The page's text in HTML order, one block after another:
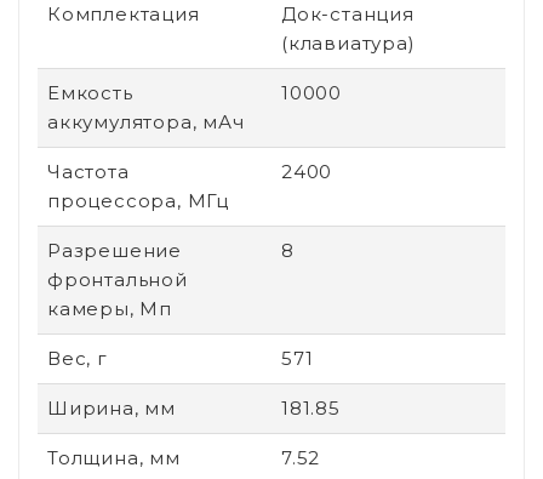
Комплектация
Док-станция
(клавиатура)
Емкость
аккумулятора, мАч
10000
Частота
процессора, МГц
2400
Разрешение
фронтальной
камеры, Мп
8
Вес, г 571
Ширина, мм 181.85
Толщина, мм 7.52